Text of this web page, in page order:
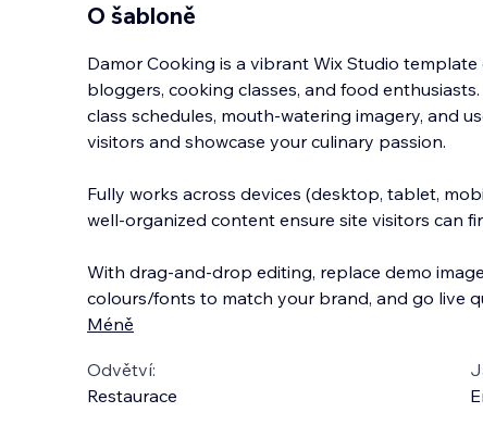
O šabloně
Damor Cooking is a vibrant Wix Studio
bloggers, cooking classes, and food
class schedules, mouth‑watering imagery, and
visitors and showcase your culinary passion.
Fully works across devices (desktop, tablet,
well‑organized content ensure site visitors can
With drag‑and‑drop editing, replace demo
colours/fonts to match your brand, and go live
Méně
Odvětví:
Restaurace